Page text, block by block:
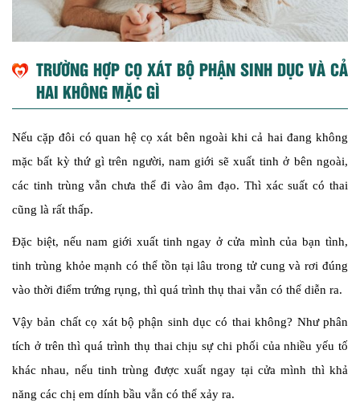
TRƯỜNG HỢP CỌ XÁT BỘ PHẬN SINH DỤC VÀ CẢ
HAI KHÔNG MẶC GÌ
Nếu cặp đôi có quan hệ cọ xát bên ngoài khi cả hai đang không
mặc bất kỳ thứ gì trên người, nam giới sẽ xuất tinh ở bên ngoài,
các tinh trùng vẫn chưa thể đi vào âm đạo. Thì xác suất có thai
cũng là rất thấp.
Đặc biệt, nếu nam giới xuất tinh ngay ở cửa mình của bạn tình,
tinh trùng khỏe mạnh có thể tồn tại lâu trong tử cung và rơi đúng
vào thời điểm trứng rụng, thì quá trình thụ thai vẫn có thể diễn ra.
Vậy bản chất cọ xát bộ phận sinh dục có thai không? Như phân
tích ở trên thì quá trình thụ thai chịu sự chi phối của nhiều yếu tố
khác nhau, nếu tinh trùng được xuất ngay tại cửa mình thì khả
năng các chị em dính bầu vẫn có thể xảy ra.